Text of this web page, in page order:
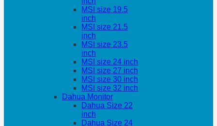
MSI size 19.5
inch
MSI size 21.5
inch
MSI size 23.5
inch
MSI size 24 inch
MSI size 27 inch
MSI size 30 inch
MSI size 32 inch
Dahua Monitor
Dahua Size 22
inch
Dahua Size 24